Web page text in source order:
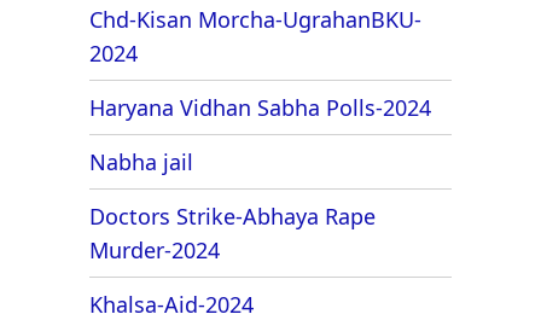
Chd-Kisan Morcha-UgrahanBKU-
2024
Haryana Vidhan Sabha Polls-2024
Nabha jail
Doctors Strike-Abhaya Rape
Murder-2024
Khalsa-Aid-2024